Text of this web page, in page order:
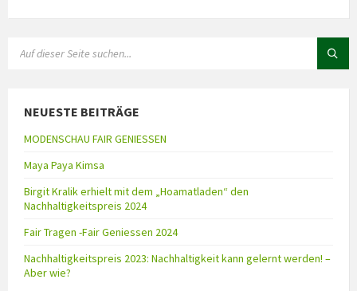
NEUESTE BEITRÄGE
MODENSCHAU FAIR GENIESSEN
Maya Paya Kimsa
Birgit Kralik erhielt mit dem „Hoamatladen“ den
Nachhaltigkeitspreis 2024
Fair Tragen -Fair Geniessen 2024
Nachhaltigkeitspreis 2023: Nachhaltigkeit kann gelernt werden! –
Aber wie?